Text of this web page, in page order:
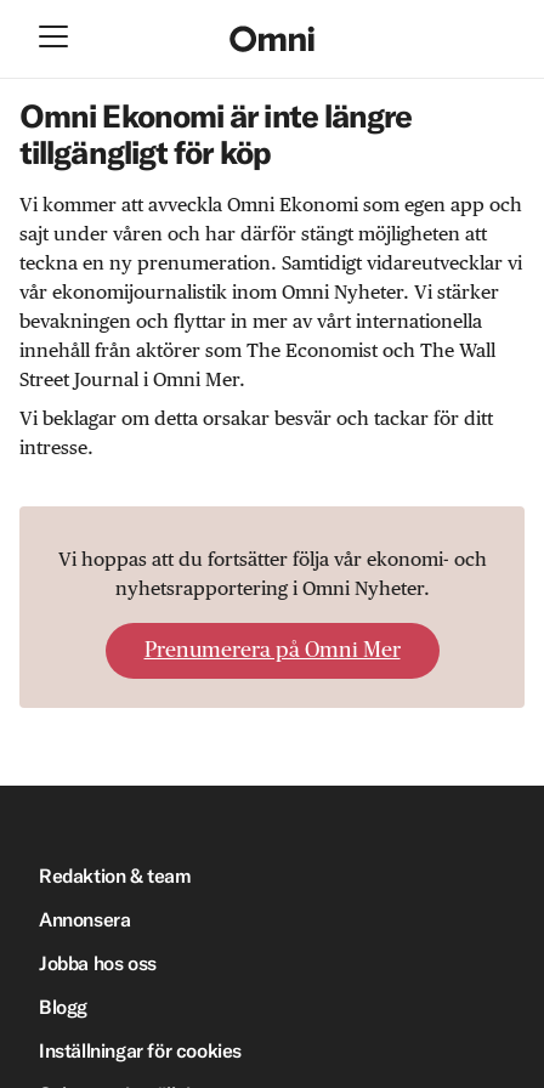
Omni Ekonomi är inte längre
tillgängligt för köp
Vi kommer att avveckla Omni Ekonomi som egen app och
sajt under våren och har därför stängt möjligheten att
teckna en ny prenumeration. Samtidigt vidareutvecklar vi
vår ekonomijournalistik inom Omni Nyheter. Vi stärker
bevakningen och flyttar in mer av vårt internationella
innehåll från aktörer som The Economist och The Wall
Street Journal i Omni Mer.
Vi beklagar om detta orsakar besvär och tackar för ditt
intresse.
Vi hoppas att du fortsätter följa vår ekonomi- och
nyhetsrapportering i Omni Nyheter.
Prenumerera på Omni Mer
Redaktion & team
Annonsera
Jobba hos oss
Blogg
Inställningar för cookies